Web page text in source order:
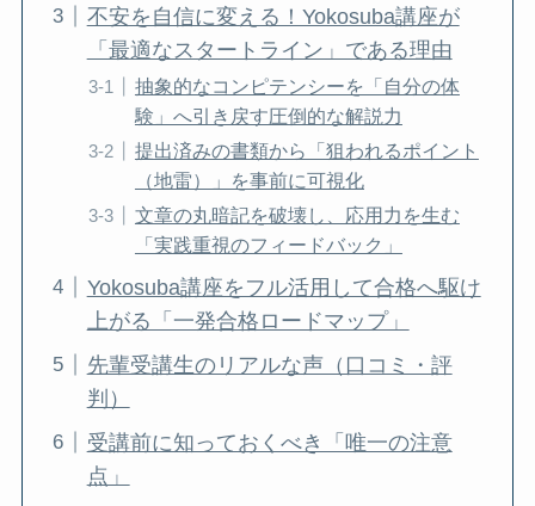
不安を自信に変える！Yokosuba講座が
「最適なスタートライン」である理由
抽象的なコンピテンシーを「自分の体
験」へ引き戻す圧倒的な解説力
提出済みの書類から「狙われるポイント
（地雷）」を事前に可視化
文章の丸暗記を破壊し、応用力を生む
「実践重視のフィードバック」
Yokosuba講座をフル活用して合格へ駆け
上がる「一発合格ロードマップ」
先輩受講生のリアルな声（口コミ・評
判）
受講前に知っておくべき「唯一の注意
点」